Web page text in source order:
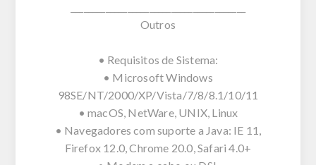
Outros
• Requisitos de Sistema:
• Microsoft Windows
98SE/NT/2000/XP/Vista/7/8/8.1/10/11
• macOS, NetWare, UNIX, Linux
• Navegadores com suporte a Java: IE 11,
Firefox 12.0, Chrome 20.0, Safari 4.0+